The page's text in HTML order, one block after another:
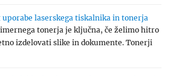
uporabe laserskega tiskalnika in tonerja
tonerja je ključna, če želimo hitro
izdelovati slike in dokumente. Tonerji